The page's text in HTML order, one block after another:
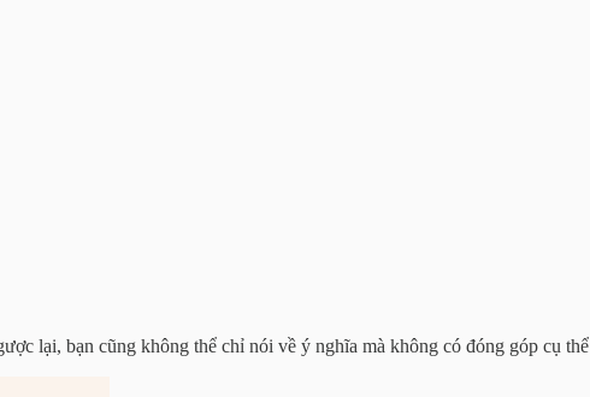
lại, bạn cũng không thể chỉ nói về ý nghĩa mà không có đóng góp cụ thể